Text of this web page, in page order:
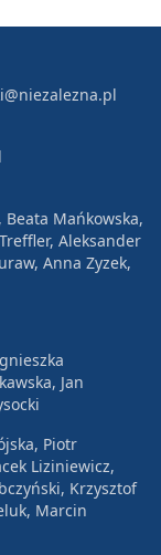
Beata Mańkowska,
Aleksander
Anna Zyzek,
Jan
Piotr
Liziniewicz,
Krzysztof
Marcin